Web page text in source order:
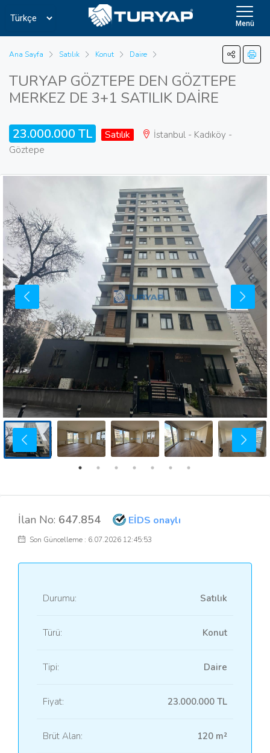
Menü
Ana Sayfa Satılık Konut Daire
TURYAP GÖZTEPE DEN GÖZTEPE
MERKEZ DE 3+1 SATILIK DAİRE
23.000.000 TL Satılık
İstanbul - Kadıköy -
Göztepe
İlan No: 647.854 EİDS onaylı
Son Güncelleme : 6.07.2026 12:45:53
Durumu: Satılık
Türü: Konut
Tipi: Daire
Fiyat: 23.000.000 TL
Brüt Alan: 120 m²